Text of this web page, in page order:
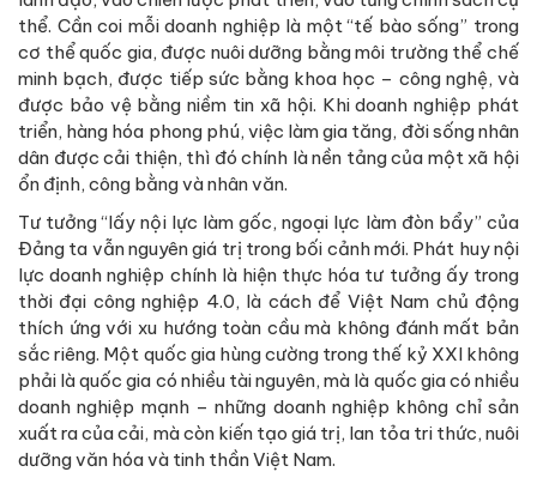
thể. Cần coi mỗi doanh nghiệp là một “tế bào sống” trong
cơ thể quốc gia, được nuôi dưỡng bằng môi trường thể chế
minh bạch, được tiếp sức bằng khoa học – công nghệ, và
được bảo vệ bằng niềm tin xã hội. Khi doanh nghiệp phát
triển, hàng hóa phong phú, việc làm gia tăng, đời sống nhân
dân được cải thiện, thì đó chính là nền tảng của một xã hội
ổn định, công bằng và nhân văn.
Tư tưởng “lấy nội lực làm gốc, ngoại lực làm đòn bẩy” của
Đảng ta vẫn nguyên giá trị trong bối cảnh mới. Phát huy nội
lực doanh nghiệp chính là hiện thực hóa tư tưởng ấy trong
thời đại công nghiệp 4.0, là cách để Việt Nam chủ động
thích ứng với xu hướng toàn cầu mà không đánh mất bản
sắc riêng. Một quốc gia hùng cường trong thế kỷ XXI không
phải là quốc gia có nhiều tài nguyên, mà là quốc gia có nhiều
doanh nghiệp mạnh – những doanh nghiệp không chỉ sản
xuất ra của cải, mà còn kiến tạo giá trị, lan tỏa tri thức, nuôi
dưỡng văn hóa và tinh thần Việt Nam.